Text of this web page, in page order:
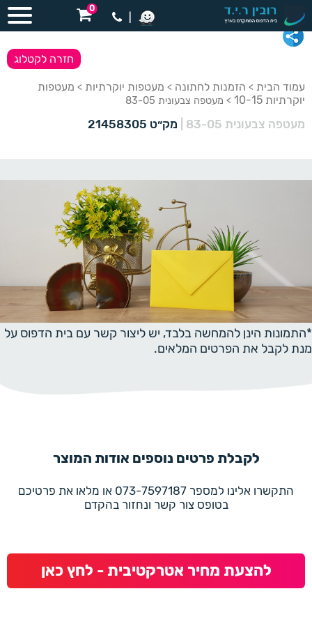
0
עמוד הבית > הזמנות לחתונה > מעטפות יוקרתיות > מעטפות
יוקרתיות 10-15
> מעטפה צבעונית 83-05
מעטפה צבעונית 83-05 מק״ט 21458305
חזרה לקטלוג
*התמונות הינן להמחשה בלבד, יש ליצור קשר עם בית הדפוס על
מנת לקבל את הפרטים המלאים.
לקבלת פרטים נוספים אודות המוצר
התקשרו אלינו למספר 073-7597187 או מלאו את פרטיכם
בטופס צור קשר ונחזור בהקדם
להצעת מחיר אטרקטיבית - לחץ כאן